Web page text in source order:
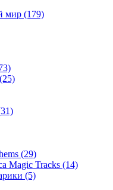
мир (179)
(25)
(29)
Magic Tracks (14)
(5)